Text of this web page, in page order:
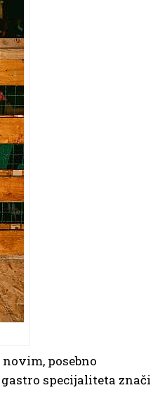
posebno
specijaliteta znači